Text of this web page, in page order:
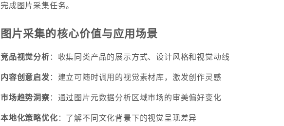
完成图片采集任务。
图片采集的核心价值与应用场景
竞品视觉分析 ：收集同类产品的展示方式、设计风格和视觉动线
内容创意启发 ：建立可随时调用的视觉素材库，激发创作灵感
市场趋势洞察 ：通过图片元数据分析区域市场的审美偏好变化
本地化策略优化 ：了解不同文化背景下的视觉呈现差异